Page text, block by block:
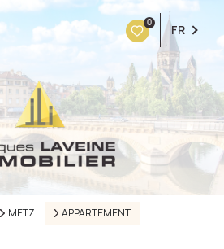
0 FR
METZ APPARTEMENT